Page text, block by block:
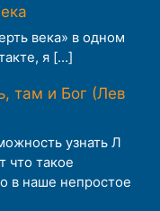
века» в одном
я […]
там и Бог (Лев
узнать Л
что такое
в наше непростое